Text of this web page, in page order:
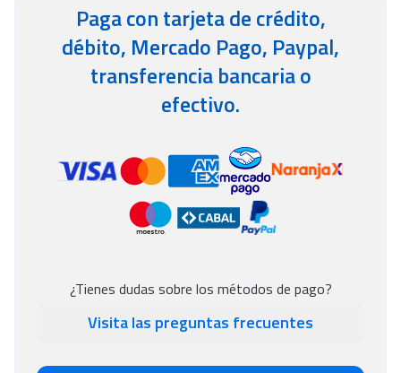
Paga con tarjeta de crédito,
débito, Mercado Pago, Paypal,
transferencia bancaria o
efectivo.
¿Tienes dudas sobre los métodos de pago?
Visita las preguntas frecuentes